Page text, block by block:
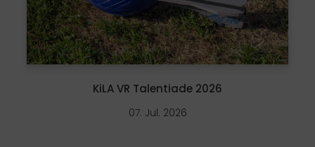
KiLA VR Talentiade 2026
07. Jul. 2026